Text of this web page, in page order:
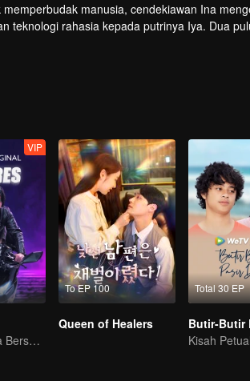
manusia, cendekiawan Ina
teknologi rahasia kepada putrinya Iya. Dua
menyelamatkan orang-orang di jembatan.
VIP
Kisah Pemuda Bersemangat
To EP 100
Queen of Healers
Total 30 EP